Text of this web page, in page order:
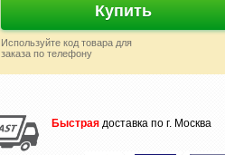
Купить
Используйте код товара для
заказа по телефону
Быстрая доставка по г. Москва